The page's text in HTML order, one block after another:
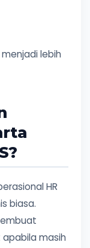
lebih
HR
biasa.
apabila masih